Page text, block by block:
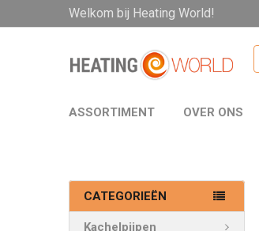
Welkom bij Heating World!
ASSORTIMENT OVER ONS
CATEGORIEËN
Kachelpijpen